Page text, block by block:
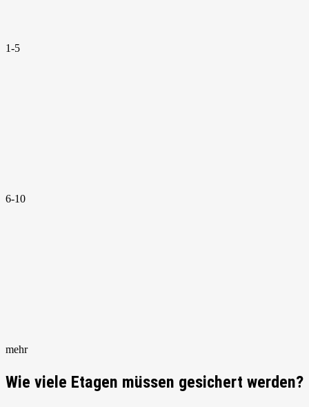
1-5
6-10
mehr
Wie viele Etagen müssen gesichert werden?